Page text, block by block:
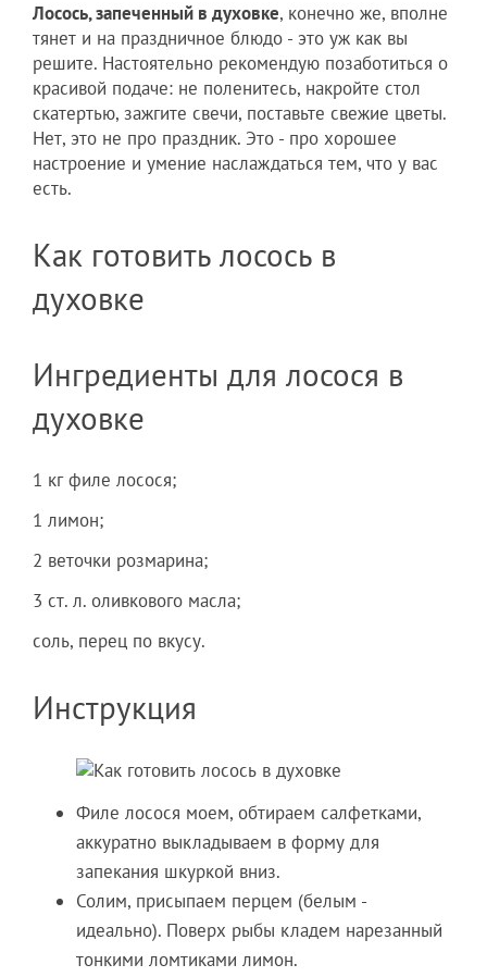
Лосось, запеченный в духовке, конечно же, вполне
тянет и на праздничное блюдо - это уж как вы
решите. Настоятельно рекомендую позаботиться о
красивой подаче: не поленитесь, накройте стол
скатертью, зажгите свечи, поставьте свежие цветы.
Нет, это не про праздник. Это - про хорошее
настроение и умение наслаждаться тем, что у вас
есть.
Как готовить лосось в
духовке
Ингредиенты для лосося в
духовке
1 кг филе лосося;
1 лимон;
2 веточки розмарина;
3 ст. л. оливкового масла;
соль, перец по вкусу.
Инструкция
Филе лосося моем, обтираем салфетками,
аккуратно выкладываем в форму для
запекания шкуркой вниз.
Солим, присыпаем перцем (белым -
идеально). Поверх рыбы кладем нарезанный
тонкими ломтиками лимон.